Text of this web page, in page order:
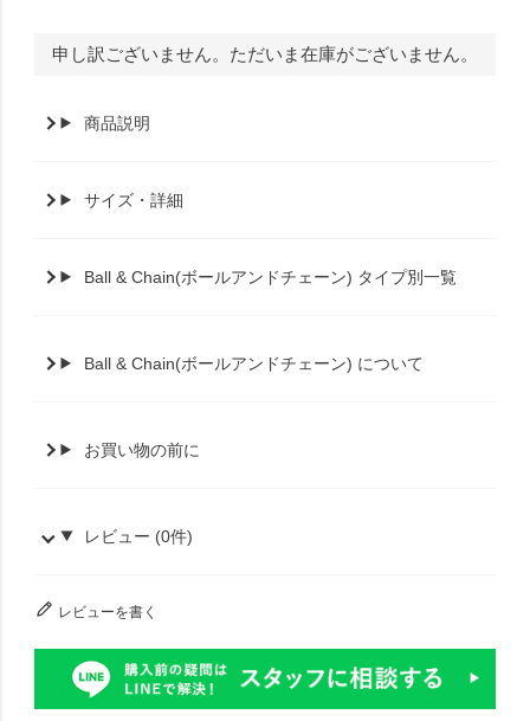
申し訳ございません。ただいま在庫がございません。
商品説明
サイズ・詳細
Ball & Chain(ボールアンドチェーン) タイプ別一覧
Ball & Chain(ボールアンドチェーン) について
お買い物の前に
レビュー (0件)
レビューを書く